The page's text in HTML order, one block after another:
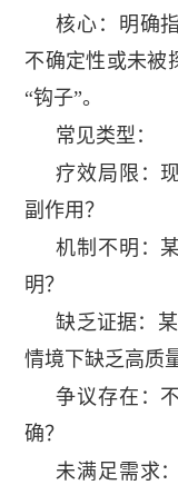
核心：明确
不确定性或未被
“钩子”。
常见类型：
疗效局限：
副作用？
机制不明：
明？
缺乏证据：
情境下缺乏高质
争议存在：
确？
未满足需求